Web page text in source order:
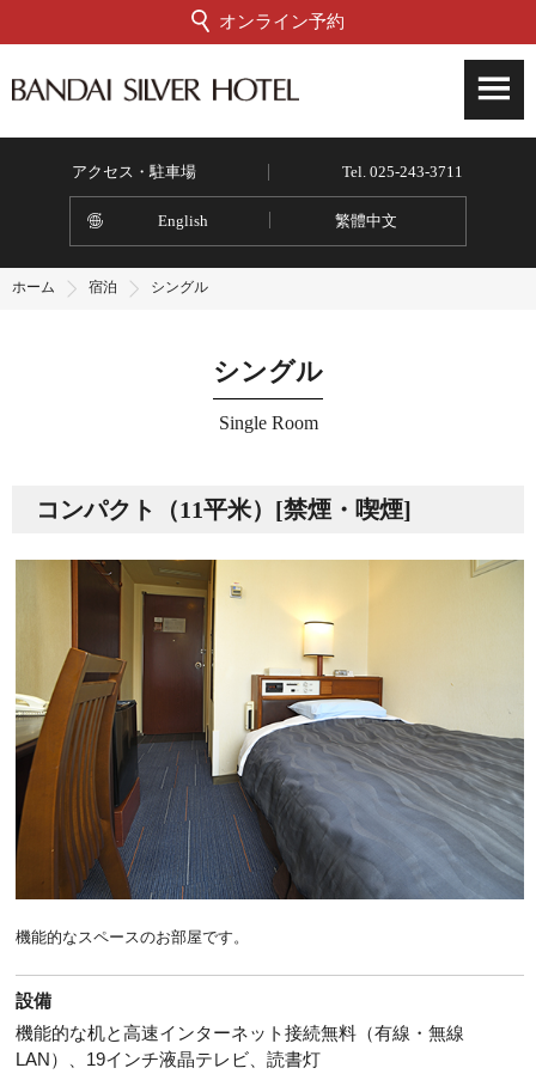
オンライン予約
アクセス・駐車場 Tel. 025-243-3711
English 繁體中文
ホーム 宿泊 シングル
シングル
Single Room
コンパクト（11平米）[禁煙・喫煙]
機能的なスペースのお部屋です。
設備
機能的な机と高速インターネット接続無料（有線・無線
LAN）、19インチ液晶テレビ、読書灯